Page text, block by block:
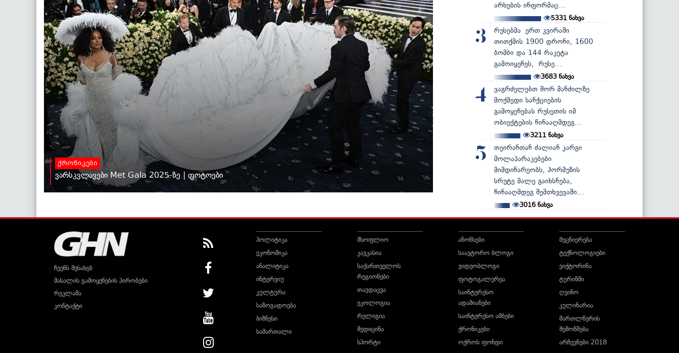
ქრონიკები
ვარსკვლავები Met Gala 2025-ზე | ფოტოები
არხების ინფორმაც...
5331 ნახვა
3
რუსებმა ერთ კვირაში
თითქმის 1900 დრონი, 1600
ბომბი და 144 რაკეტა
გამოიყენეს, რუსე...
3683ნახვა
4
ვაგრძელებთ შორ მანძილზე
მოქმედი სანქციების
გამოყენებას რუსეთის იმ
ობიექტების წინააღმდეგ...
3211ნახვა
5
თეირანთან ძალიან კარგი
მოლაპარაკებები
მიმდინარეობს, ჰორმუზის
სრუტე მალე გაიხსნება,
წინააღმდეგ შემთხვევაში...
3016ნახვა
ჩვენს შესახებ
მასალის გამოყენების პირობები
რეკლამა
კონტაქტი
პოლიტიკა
ეკონომიკა
ანალიტიკა
ინტერვიუ
კულტურა
საზოგადოება
ბიზნესი
სამართალი
მსოფლიო
კავკასია
საქართველოს
რეგიონები
თავდაცვა
ეკოლოგია
რელიგია
მედიცინა
სპორტი
ანონსები
საავტორო ბლოგი
ვიდეობლოგი
ფოტოგალერეა
საინტერესო
ადამიანები
საინტერესო ამბები
ქრონიკები
ოქროს ფონდი
მეცნიერება
ტექნოლოგიები
ვიქტორინა
ტურიზმი
ღვინო
კულინარია
მართლწერის
შემოწმება
არჩევნები 2018